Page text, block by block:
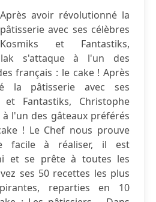
Après avoir révolutionné la
pâtisserie avec ses célèbres
Kosmiks et Fantastiks,
s'attaque à l'un des
français : le cake ! Après
la pâtisserie avec ses
et Fantastiks, Christophe
l'un des gâteaux préférés
! Le Chef nous prouve
facile à réaliser, il est
et se prête à toutes les
ses 50 recettes les plus
reparties en 10